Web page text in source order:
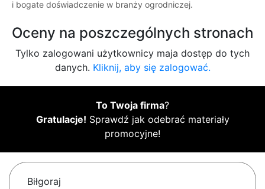
i bogate doświadczenie w branży ogrodniczej.
Oceny na poszczególnych stronach
Tylko zalogowani użytkownicy maja dostęp do tych
danych. Kliknij, aby się zalogować.
To Twoja firma?
Gratulacje! Sprawdź jak odebrać materiały
promocyjne!
Biłgoraj